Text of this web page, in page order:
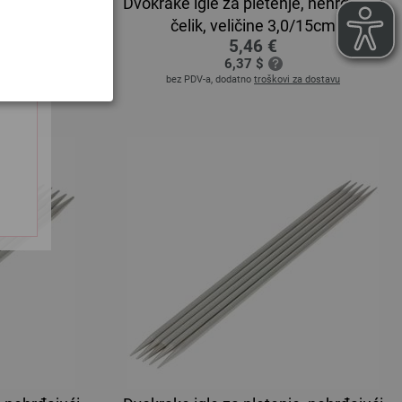
čelik, veličine 3,0/15cm
5,46 €
6,37 $
bez PDV-a, dodatno troškovi za dostavu